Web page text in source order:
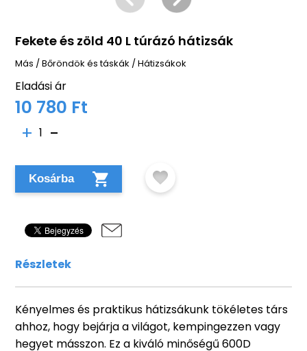
Fekete és zöld 40 L túrázó hátizsák
Más /Bőröndök és táskák /Hátizsákok
Eladási ár
10 780 Ft
1
Kosárba
Részletek
Kényelmes és praktikus hátizsákunk tökéletes társ
ahhoz, hogy bejárja a világot, kempingezzen vagy
hegyet másszon. Ez a kiváló minőségű 600D